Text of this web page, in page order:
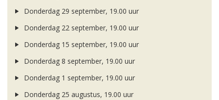
Donderdag 29 september, 19.00 uur
Donderdag 22 september, 19.00 uur
Donderdag 15 september, 19.00 uur
Donderdag 8 september, 19.00 uur
Donderdag 1 september, 19.00 uur
Donderdag 25 augustus, 19.00 uur